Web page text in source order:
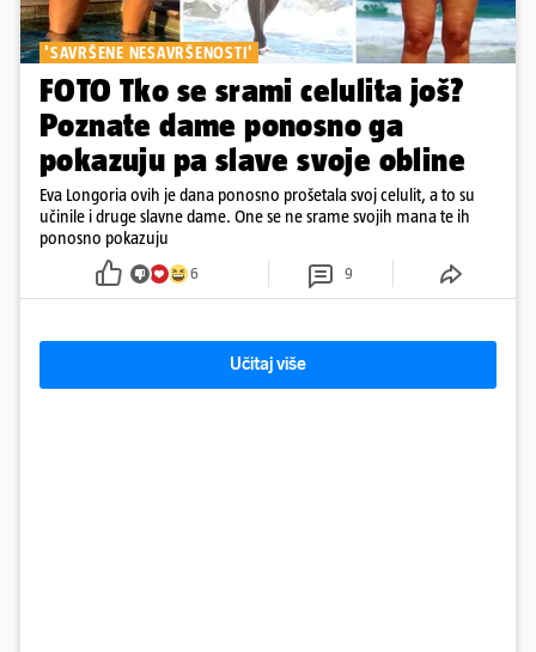
'SAVRŠENE NESAVRŠENOSTI'
FOTO Tko se srami celulita još?
Poznate dame ponosno ga
pokazuju pa slave svoje obline
Eva Longoria ovih je dana ponosno prošetala svoj celulit, a to su
učinile i druge slavne dame. One se ne srame svojih mana te ih
ponosno pokazuju
6 9
Učitaj više